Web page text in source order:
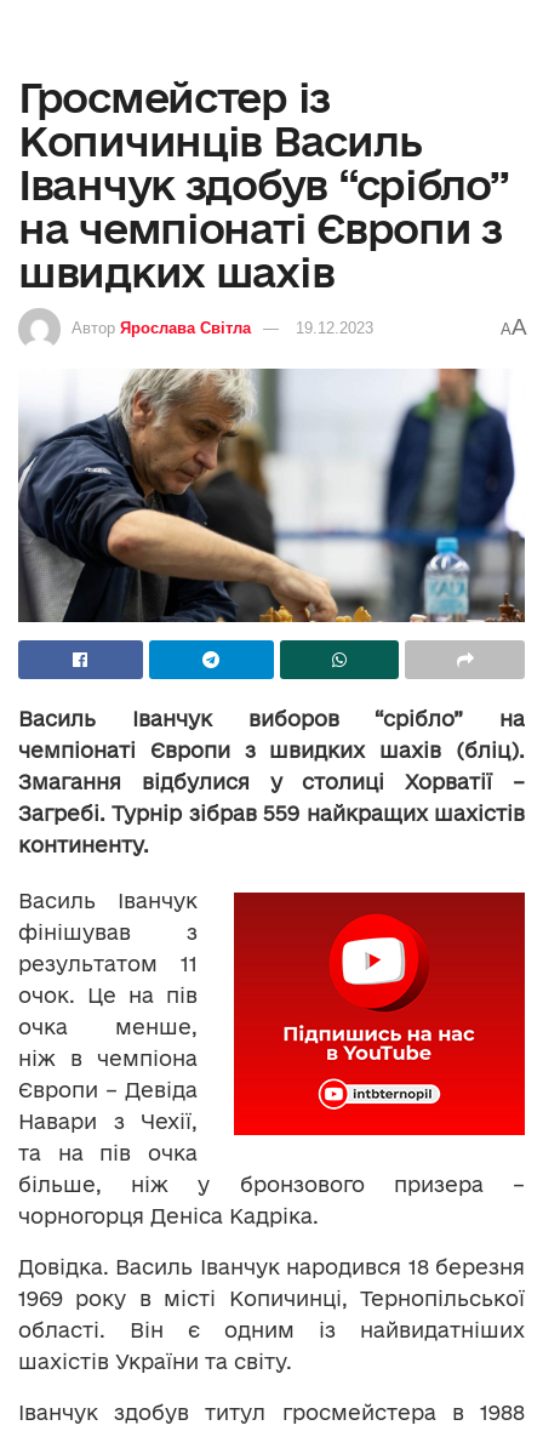
Гросмейстер із
Копичинців Василь
Іванчук здобув “срібло”
на чемпіонаті Європи з
швидких шахів
Автор Ярослава Світла 19.12.2023 AA
Василь Іванчук виборов “срібло” на
чемпіонаті Європи з швидких шахів (бліц).
Змагання відбулися у столиці Хорватії –
Загребі. Турнір зібрав 559 найкращих шахістів
континенту.
Василь Іванчук
фінішував з
результатом 11
очок. Це на пів
очка менше,
ніж в чемпіона
Європи – Девіда
Навари з Чехії,
та на пів очка
більше, ніж у бронзового призера –
чорногорця Деніса Кадріка.
Довідка. Василь Іванчук народився 18 березня
1969 року в місті Копичинці, Тернопільської
області. Він є одним із найвидатніших
шахістів України та світу.
Іванчук здобув титул гросмейстера в 1988